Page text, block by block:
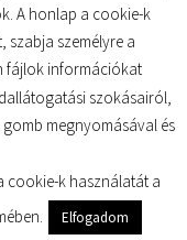
A honlap a cookie-k
szabja személyre a
fájlok információkat
szokásairól,
megnyomásával és
k használatát a
Elfogadom